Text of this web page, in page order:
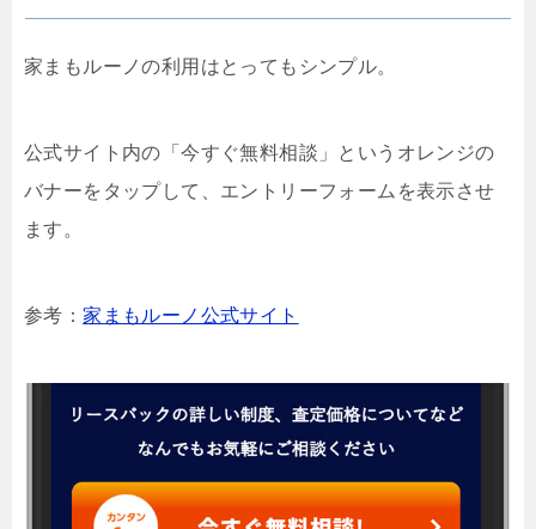
家まもルーノの利用はとってもシンプル。
公式サイト内の「今すぐ無料相談」というオレンジの
バナーをタップして、エントリーフォームを表示させ
ます。
参考：家まもルーノ公式サイト